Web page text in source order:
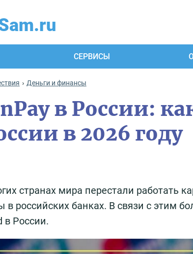
СЕРВИСЫ
Деньги и финансы
в России:
в 2026 году
странах мира перестали работать
российских банках. В связи с этим
в России.